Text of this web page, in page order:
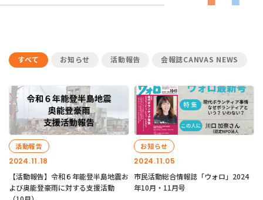
すべて お知らせ 活動報告 会報誌CANVAS NEWS
2024.11.18
活動報告
【活動報告】令和６年能登半島地震お
よび奥能登豪雨に対する支援活動
2024.11.05
お知らせ
市民活動総合情報誌「ウォロ」2024
年10月・11月号